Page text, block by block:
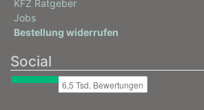
KFZ Ratgeber
Jobs
Bestellung widerrufen
Social